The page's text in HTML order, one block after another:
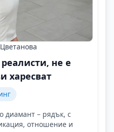
не е
харесват
диамант – рядък, с
отношение и